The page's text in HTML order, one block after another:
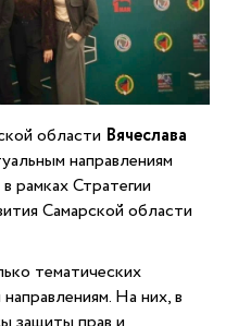
области Вячеслава
направлениям
рамках Стратегии
Самарской области
тематических
На них, в